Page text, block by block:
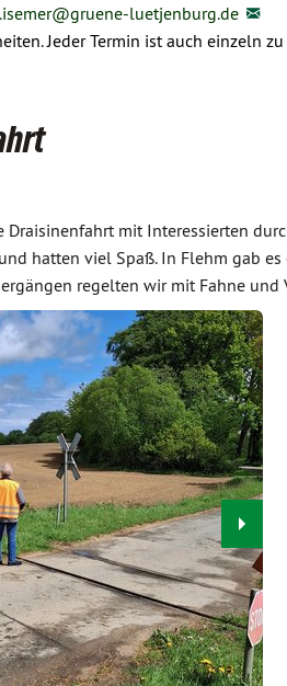
gruene-luetjenburg.de
Jeder Termin ist auch einzeln
Draisinenfahrt mit Interessierten
hatten viel Spaß. In Flehm gab
regelten wir mit Fahne und